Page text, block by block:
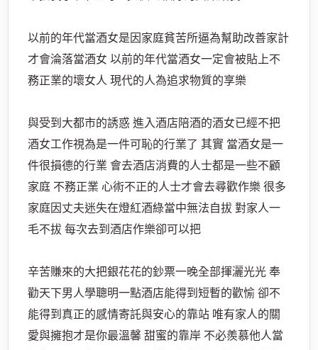
以前的年代當酒女是因家庭貧苦所逼為幫助改善家計
才會淪落當酒女 以前的年代當酒女一定會被貼上不
務正業的壞女人 現代的人為追求物質的享樂
與受到大都市的誘惑 進入酒店陪酒的酒女已經不把
酒女工作視為是一件可恥的行業了 其實 當酒女是一
件很損德的行業 會去酒店消費的人士都是一些不顧
家庭 不務正業 心術不正的人士才會去尋歡作樂 很多
家庭因丈夫迷失在燈紅酒綠當中無法自拔 對家人一
毛不拔 每次去到酒店作樂卻可以把
辛苦賺來的大把銀花花的鈔票一晚全部揮灑光光 奉
勸天下男人學聰明一點酒店能得到短暫的歡愉 卻不
能得到真正的感情寄託與安心的靠站 唯有家人的關
愛與擁抱才是你最溫馨 甜蜜的靠岸 不必羨慕他人當